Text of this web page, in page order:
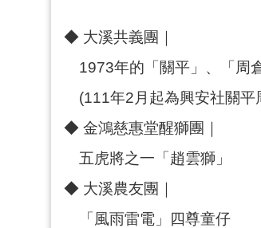
◆ 大溪共義團｜
1973年的「關平」、「周
(111年2月起為興安社關平
◆ 金鴻慈惠堂醒獅團｜
五虎將之一「趙雲獅」
◆ 大溪農友團｜
「風雨雷電」四尊童仔